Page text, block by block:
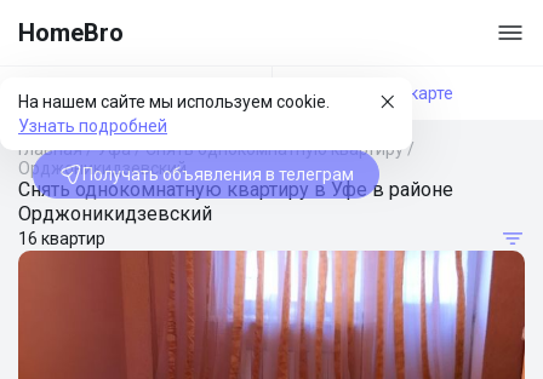
HomeBro
На нашем сайте мы используем cookie.
Узнать подробней
Получать объявления в телеграм
Фильтры На карте
Главная/Уфа/Снять однокомнатную квартиру /
Орджоникидзевский
Снять однокомнатную квартиру в Уфе в районе
Орджоникидзевский
16 квартир